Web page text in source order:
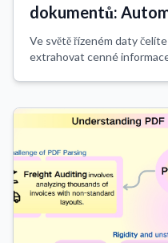
dokumentů:
Ve světě řízeném daty
extrahovat cenné